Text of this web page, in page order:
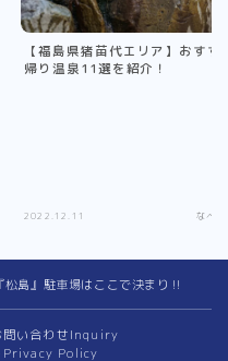
【福島県猪苗代エリア】おすす
帰り温泉11選を紹介！
2022.12.11 なべト
松島』駐車場はここで決まり‼︎
問い合わせInquiry
Privacy Policy